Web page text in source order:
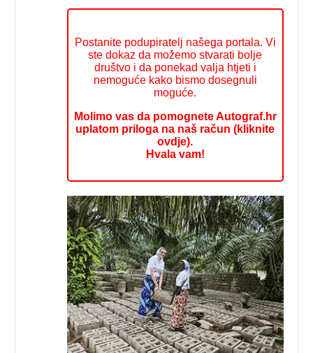
Postanite podupiratelj našega portala. Vi
ste dokaz da možemo stvarati bolje
društvo i da ponekad valja htjeti i
nemoguće kako bismo dosegnuli
moguće.
Molimo vas da pomognete Autograf.hr
uplatom priloga na naš račun (kliknite
ovdje).
Hvala vam!